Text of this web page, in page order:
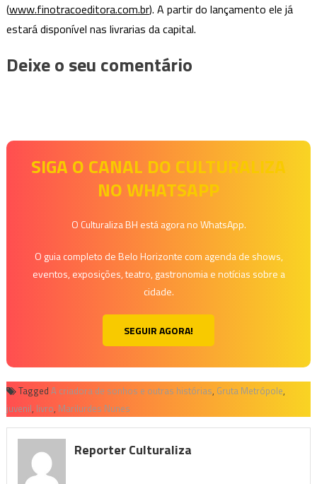
(www.finotracoeditora.com.br). A partir do lançamento ele já
estará disponível nas livrarias da capital.
Deixe o seu comentário
SIGA O CANAL DO CULTURALIZA
NO WHATSAPP
O Culturaliza BH está agora no WhatsApp.
O guia completo de Belo Horizonte com agenda de shows,
eventos, exposições, teatro, gastronomia e notícias sobre a
cidade.
SEGUIR AGORA!
Tagged A criadora de sonhos e outras histórias, Gruta Metrópole,
juvenil, livro, Marilurdes Nunes
Reporter Culturaliza